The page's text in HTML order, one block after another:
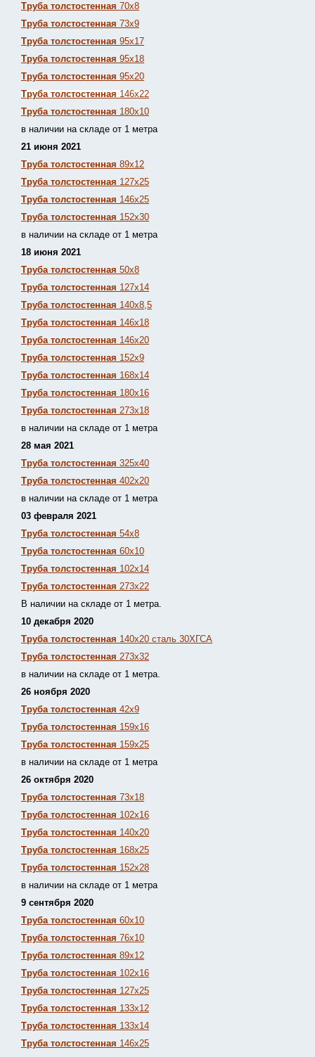
Труба толстостенная 70х8
Труба толстостенная 73х9
Труба толстостенная 95х17
Труба толстостенная 95х18
Труба толстостенная 95х20
Труба толстостенная 146х22
Труба толстостенная 180х10
в наличии на складе от 1 метра
21 июня 2021
Труба толстостенная 89х12
Труба толстостенная 127х25
Труба толстостенная 146х25
Труба толстостенная 152х30
в наличии на складе от 1 метра
18 июня 2021
Труба толстостенная 50х8
Труба толстостенная 127х14
Труба толстостенная 140х8,5
Труба толстостенная 146х18
Труба толстостенная 146х20
Труба толстостенная 152х9
Труба толстостенная 168х14
Труба толстостенная 180х16
Труба толстостенная 273х18
в наличии на складе от 1 метра
28 мая 2021
Труба толстостенная 325х40
Труба толстостенная 402х20
в наличии на складе от 1 метра
03 февраля 2021
Труба толстостенная 54х8
Труба толстостенная 60х10
Труба толстостенная 102х14
Труба толстостенная 273х22
В наличии на складе от 1 метра.
10 декабря 2020
Труба толстостенная 140х20 сталь 30ХГСА
Труба толстостенная 273х32
в наличии на складе от 1 метра.
26 ноября 2020
Труба толстостенная 42х9
Труба толстостенная 159х16
Труба толстостенная 159х25
в наличии на складе от 1 метра
26 октября 2020
Труба толстостенная 73х18
Труба толстостенная 102х16
Труба толстостенная 140х20
Труба толстостенная 168х25
Труба толстостенная 152х28
в наличии на складе от 1 метра
9 сентября 2020
Труба толстостенная 60х10
Труба толстостенная 76х10
Труба толстостенная 89х12
Труба толстостенная 102х16
Труба толстостенная 127х25
Труба толстостенная 133х12
Труба толстостенная 133х14
Труба толстостенная 146х25